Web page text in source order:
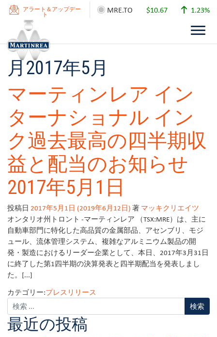
MRE.TO $10.67 1.23%
アラート＆アップデー
ト
月2017年5月
マーティンレア イン
ターナショナル イン
ク過去最高の四半期収
益と配当のお知らせ
2017年5月1日
投稿日 2017年5月1日 (2019年6月12日)著マッキクリエイツ
オンタリオ州トロント -マーティンレア （TSX:MRE）は、主に
自動車部門に特化した高品質の金属部品、アセンブリ、モジ
ュール、流体管理システム、複雑なアルミニウム製品の開
発・製造におけるリーダー企業として、本日、2017年3月31日
に終了した第1四半期の決算発表と四半期配当を発表しまし
た。[...]
カテゴリー:プレスリリース
最近の投稿